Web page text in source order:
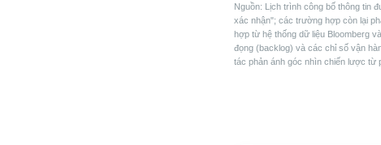
Nguồn: Lịch trình công bố thông tin
xác nhận"; các trường hợp còn lại
hợp từ hệ thống dữ liệu Bloomberg
đọng (backlog) và các chỉ số vận
tác phản ánh góc nhìn chiến lược từ